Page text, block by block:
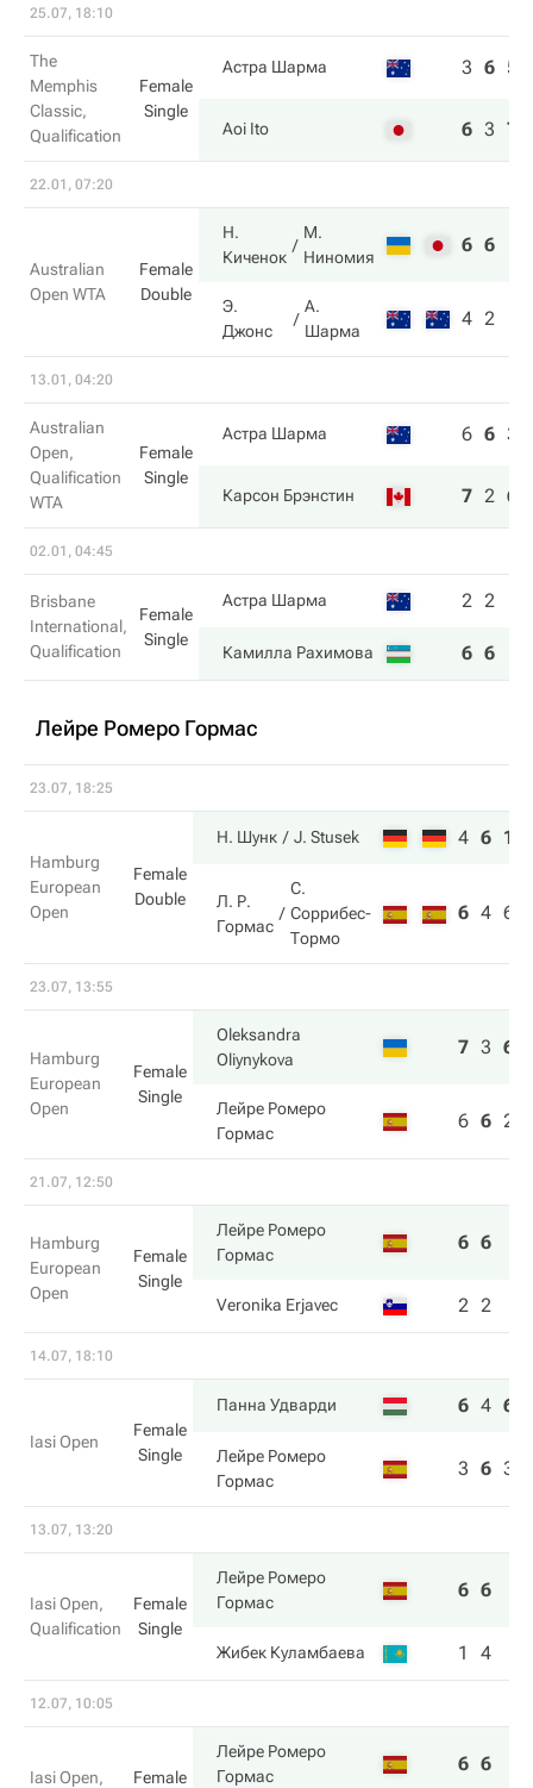
25.07, 18:10
The
Memphis
Classic,
Qualification
Female
Single
Астра Шарма 3 6 5
Aoi Ito 6 3 7
22.01, 07:20
Australian
Open WTA
Female
Double
Н.
Киченок
М.
Ниномия
6 6
Э.
Джонс
А.
Шарма
4 2
13.01, 04:20
Australian
Open,
Qualification
WTA
Female
Single
Астра Шарма 6 6 3
Карсон Брэнстин 7 2 6
02.01, 04:45
Brisbane
International,
Qualification
Female
Single
Астра Шарма 2 2
Камилла Рахимова 6 6
Лейре Ромеро Гормас
23.07, 18:25
Hamburg
European
Open
Female
Double
Н. Шунк J. Stusek 4 6 10
Л. Р.
Гормас
С.
Соррибес-
Тормо
6 4 6
23.07, 13:55
Hamburg
European
Open
Female
Single
Oleksandra
Oliynykova
7 3 6
Лейре Ромеро
Гормас
6 6 2
21.07, 12:50
Hamburg
European
Open
Female
Single
Лейре Ромеро
Гормас
6 6
Veronika Erjavec 2 2
14.07, 18:10
Iasi Open
Female
Single
Панна Удварди 6 4 6
Лейре Ромеро
Гормас
3 6 3
13.07, 13:20
Iasi Open,
Qualification
Female
Single
Лейре Ромеро
Гормас
6 6
Жибек Куламбаева 1 4
12.07, 10:05
Iasi Open,
Female
Лейре Ромеро
Гормас
6 6